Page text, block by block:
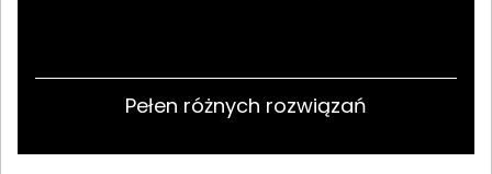
Pełen różnych rozwiązań